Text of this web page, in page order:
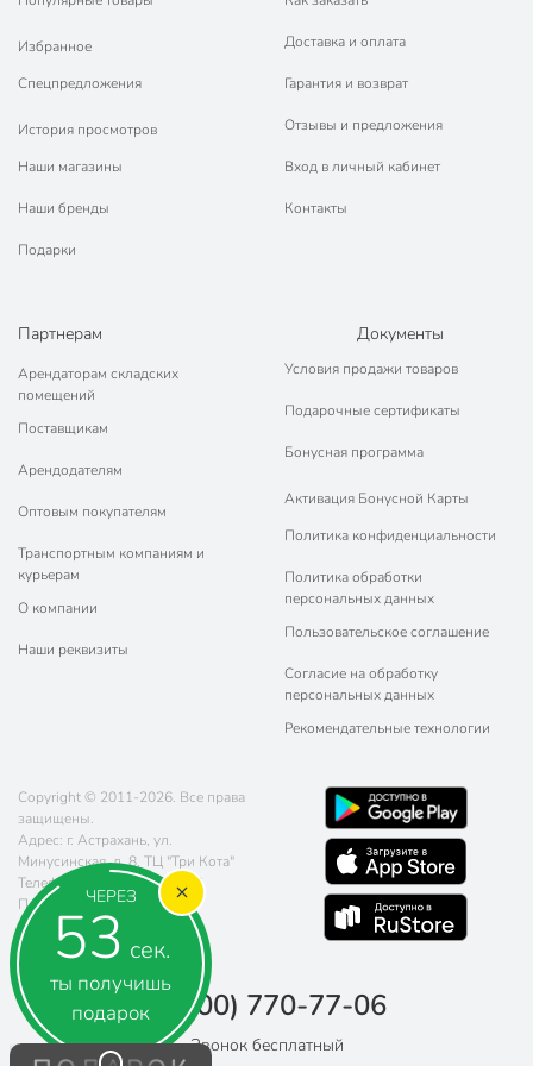
ЧЕРЕЗ
52 сек.
ты получишь
подарок
Избранное
Спецпредложения
История просмотров
Наши магазины
Наши бренды
Подарки
Доставка и оплата
Гарантия и возврат
Отзывы и предложения
Вход в личный кабинет
Контакты
Партнерам
Арендаторам складских
помещений
Поставщикам
Арендодателям
Оптовым покупателям
Транспортным компаниям и
курьерам
О компании
Наши реквизиты
Документы
Условия продажи товаров
Подарочные сертификаты
Бонусная программа
Активация Бонусной Карты
Политика конфиденциальности
Политика обработки
персональных данных
Пользовательское соглашение
Согласие на обработку
персональных данных
Рекомендательные технологии
Copyright © 2011-2026. Все права
защищены.
Адрес: г. Астрахань, ул.
Минусинская, д. 8, ТЦ "Три Кота"
Телефон:
8 (800) 770-77-06
Почта:
sales@poryadok.ru
8 (800) 770-77-06
Звонок бесплатный